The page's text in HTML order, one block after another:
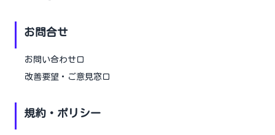
お問合せ
お問い合わせ口
改善要望・ご意見窓口
規約・ポリシー